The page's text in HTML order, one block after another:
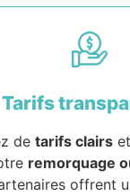
Tarifs
de tarifs clairs
remorquage
offrent